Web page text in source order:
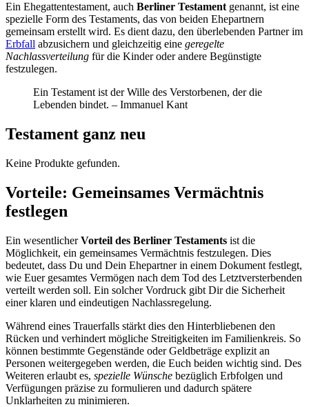
Ein Ehegattentestament, auch Berliner Testament genannt, ist eine
spezielle Form des Testaments, das von beiden Ehepartnern
gemeinsam erstellt wird. Es dient dazu, den überlebenden Partner im
Erbfall abzusichern und gleichzeitig eine geregelte
Nachlassverteilung für die Kinder oder andere Begünstigte
festzulegen.
Ein Testament ist der Wille des Verstorbenen, der die
Lebenden bindet. – Immanuel Kant
Testament ganz neu
Keine Produkte gefunden.
Vorteile: Gemeinsames Vermächtnis
festlegen
Ein wesentlicherVorteil des Berliner Testaments ist die
Möglichkeit, ein gemeinsames Vermächtnis festzulegen. Dies
bedeutet, dass Du und Dein Ehepartner in einem Dokument festlegt,
wie Euer gesamtes Vermögen nach dem Tod des Letztversterbenden
verteilt werden soll. Ein solcher Vordruck gibt Dir die Sicherheit
einer klaren und eindeutigen Nachlassregelung.
Während eines Trauerfalls stärkt dies den Hinterbliebenen den
Rücken und verhindert mögliche Streitigkeiten im Familienkreis. So
können bestimmte Gegenstände oder Geldbeträge explizit an
Personen weitergegeben werden, die Euch beiden wichtig sind. Des
Weiteren erlaubt es, spezielle Wünsche bezüglich Erbfolgen und
Verfügungen präzise zu formulieren und dadurch spätere
Unklarheiten zu minimieren.